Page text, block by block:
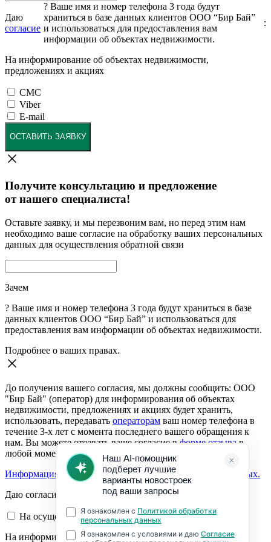
Даю
согласие
? Ваше имя и номер телефона 3 года будут
храниться в базе данных клиентов ООО “Бир Бай”
и использоваться для предоставления вам
информации об объектах недвижимости.
:
На информирование об объектах недвижимости,
предложениях и акциях
СМС
Viber
E-mail
ОСТАВИТЬ ЗАЯВКУ
Получите консультацию и предложение
от нашего специалиста!
Оставьте заявку, и мы перезвоним вам, но перед этим нам
необходимо ваше согласие на обработку ваших персональных
данных для осуществления обратной связи
Зачем
? Ваше имя и номер телефона 3 года будут храниться в базе
данных клиентов ООО “Бир Бай” и использоваться для
предоставления вам информации об объектах недвижимости.
Подробнее о ваших правах.
До получения вашего согласия, мы должны сообщить: ООО
"Бир Бай" (оператор) для информирования об объектах
недвижимости, предложениях и акциях будет хранить,
использовать, передавать операторам ваш номер телефона в
течение 3-х лет с момента последнего вашего обращения к
нам. Вы можете отозвать ваше согласие вформе отзывав
любой момент.
Информация о согласии на обработку персональных данных.
Даю согласие:
На осуществление обратной связи
На информирование об объектах недвижимости,